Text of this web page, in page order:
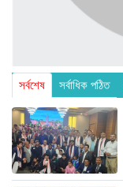
সর্বশেষ সর্বাধিক পঠিত